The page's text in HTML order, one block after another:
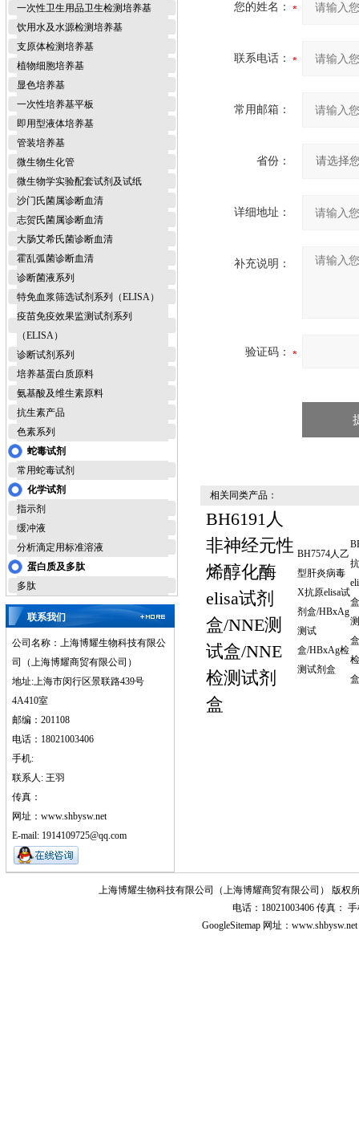
一次性卫生用品卫生检测培养基
饮用水及水源检测培养基
支原体检测培养基
植物细胞培养基
显色培养基
一次性培养基平板
即用型液体培养基
管装培养基
微生物生化管
微生物学实验配套试剂及试纸
沙门氏菌属诊断血清
志贺氏菌属诊断血清
大肠艾希氏菌诊断血清
霍乱弧菌诊断血清
诊断菌液系列
特免血浆筛选试剂系列（ELISA）
疫苗免疫效果监测试剂系列
（ELISA）
诊断试剂系列
培养基蛋白质原料
氨基酸及维生素原料
抗生素产品
色素系列
蛇毒试剂
常用蛇毒试剂
化学试剂
指示剂
缓冲液
分析滴定用标准溶液
蛋白质及多肽
多肽
联系我们
公司名称：上海博耀生物科技有限公
司（上海博耀商贸有限公司）
地址:上海市闵行区景联路439号
4A410室
邮编：201108
电话：18021003406
手机:
联系人: 王羽
传真：
网址：www.shbysw.net
E-mail: 1914109725@qq.com
您的姓名：
联系电话：
常用邮箱：
省份：
详细地址：
补充说明：
验证码：
相关同类产品：
BH6191人
非神经元性
烯醇化酶
elisa试剂
盒/NNE测
试盒/NNE
检测试剂
盒
BH7574人乙
型肝炎病毒
X抗原elisa试
剂盒/HBxAg
测试
盒/HBxAg检
测试剂盒
盒
上海博耀生物科技有限公司（上海博耀商贸有限公司） 版权
电话：18021003406 传真：
GoogleSitemap 网址：